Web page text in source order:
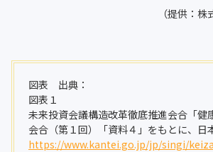
（提供：株
図表 出典：
図表１
未来投資会議構造改革徹底推進会合「健
会合（第１回）「資料４」をもとに、日
https://www.kantei.go.jp/jp/singi/